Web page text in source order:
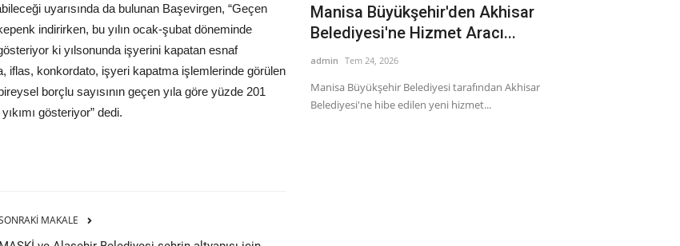
uyarısında da bulunan Başevirgen, “Geçen
indirirken, bu yılın ocak-şubat döneminde
ki yılsonunda işyerini kapatan esnaf
iflas, konkordato, işyeri kapatma işlemlerinde görülen
borçlu sayısının geçen yıla göre yüzde 201
gösteriyor” dedi.
MAKALE
Anne Kart İle Ücretsiz Ulaşım Dönemi
Başlıyor
admin Ağu 16, 2024
Anne Kart İle Ücretsiz Ulaşım Dönemi Başlıyor Manisa
Büyükşehir Belediye Başkanı...
Manisa Büyükşehir'den Akhisar
Belediyesi'ne Hizmet Aracı...
admin Tem 24, 2026
Manisa Büyükşehir Belediyesi tarafından Akhisar
Belediyesi'ne hibe edilen yeni hizmet...